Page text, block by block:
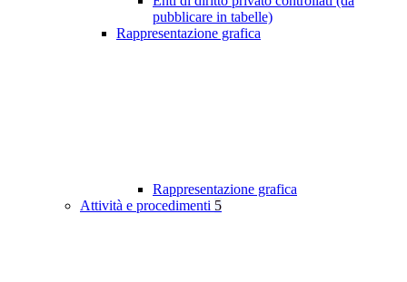
pubblicare in tabelle)
Rappresentazione grafica
Rappresentazione grafica
Attività e procedimenti 5